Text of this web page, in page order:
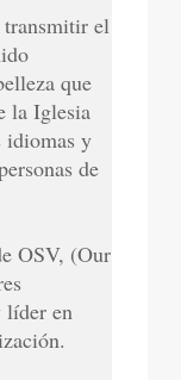
transmitir el
que
la Iglesia
idiomas y
de
OSV, (Our
líder en